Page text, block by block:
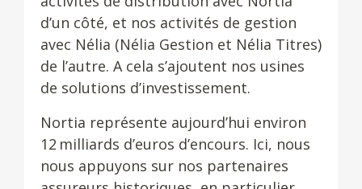
d’un côté, et nos activités de gestion
avec Nélia (Nélia Gestion et Nélia Titres)
de l’autre. A cela s’ajoutent nos usines
de solutions d’investissement.
Nortia représente aujourd’hui environ
12 milliards d’euros d’encours. Ici, nous
nous appuyons sur nos partenaires